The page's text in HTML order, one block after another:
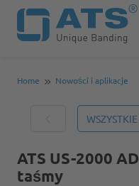
Home Nowości i aplikacje
ATS US-2000
taśmy